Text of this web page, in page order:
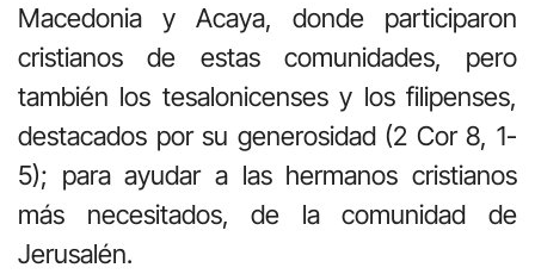
Macedonia y Acaya, donde participaron
cristianos de estas comunidades, pero
también los tesalonicenses y los filipenses,
destacados por su generosidad (2 Cor 8, 1-
5); para ayudar a las hermanos cristianos
más necesitados, de la comunidad de
Jerusalén.